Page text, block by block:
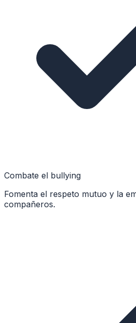
Combate el bullying
Fomenta el respeto mutuo y la
compañeros.